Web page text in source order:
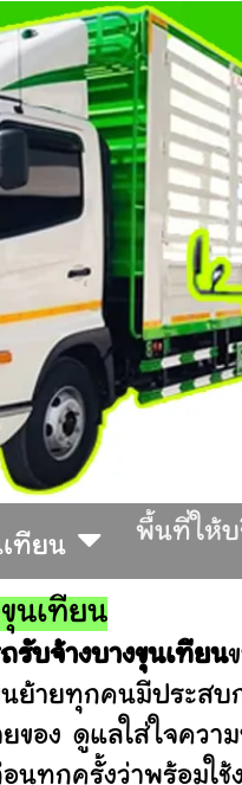
เทียน
พื้นที่ให้บ
นเทียน
รับจ้างบางขุนเทียน
ายทุกคนมีประสบ
ยของ ดูแลใส่ใจค
นทุกครั้งว่าพร้อมใ